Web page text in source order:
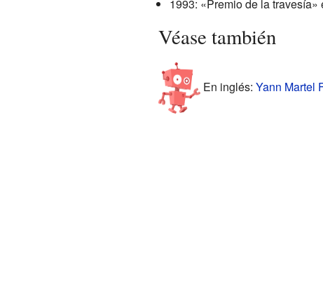
1993: «Premio de la
Véase también
En inglés: Yann Martel